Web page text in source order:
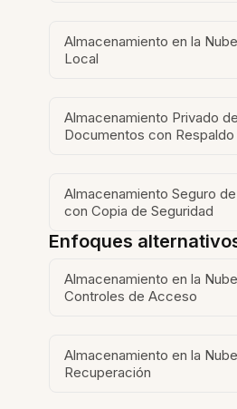
Almacenamiento en la
Local
Almacenamiento Privado de
Documentos con Respaldo
Almacenamiento Seguro
con Copia de Seguridad
Enfoques
Almacenamiento en la
Controles de Acceso
Almacenamiento en la
Recuperación